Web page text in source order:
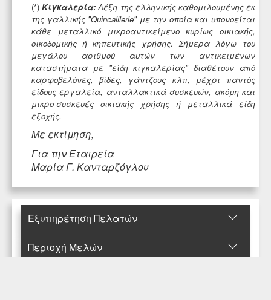
(*)Κιγκαλερία: Λέξη της ελληνικής καθομιλουμένης εκ
της γαλλικής "Quincaillerie" με την οποία και υπονοείται
κάθε μεταλλικό μικροαντικείμενο κυρίως οικιακής,
οικοδομικής ή κηπευτικής χρήσης. Σήμερα λόγω του
μεγάλου αριθμού αυτών των αντικειμένων
καταστήματα με "είδη κιγκαλερίας" διαθέτουν από
καρφοβελόνες, βίδες, γάντζους κλπ, μέχρι παντός
είδους εργαλεία, ανταλλακτικά συσκευών, ακόμη και
μικρο-συσκευές οικιακής χρήσης ή μεταλλικά είδη
εξοχής.
Με εκτίμηση,
Για την Εταιρεία
Μαρία Γ. Κανταρζόγλου
Εξυπηρέτηση Πελατών
Περιοχή Mελών